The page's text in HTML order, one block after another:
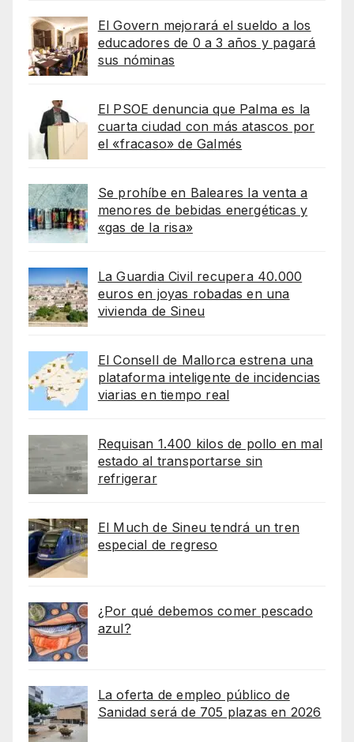
El Govern mejorará el sueldo a los
educadores de 0 a 3 años y pagará
sus nóminas
El PSOE denuncia que Palma es la
cuarta ciudad con más atascos por
el «fracaso» de Galmés
Se prohíbe en Baleares la venta a
menores de bebidas energéticas y
«gas de la risa»
La Guardia Civil recupera 40.000
euros en joyas robadas en una
vivienda de Sineu
El Consell de Mallorca estrena una
plataforma inteligente de incidencias
viarias en tiempo real
Requisan 1.400 kilos de pollo en mal
estado al transportarse sin
refrigerar
El Much de Sineu tendrá un tren
especial de regreso
¿Por qué debemos comer pescado
azul?
La oferta de empleo público de
Sanidad será de 705 plazas en 2026